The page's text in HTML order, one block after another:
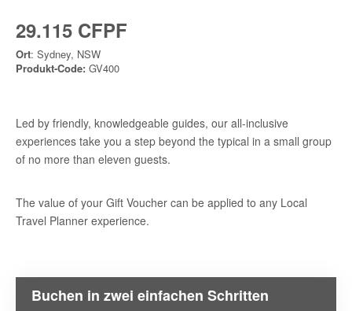
29.115 CFPF
Ort: Sydney, NSW
Produkt-Code: GV400
Led by friendly, knowledgeable guides, our all-inclusive
experiences take you a step beyond the typical in a small group
of no more than eleven guests.
The value of your Gift Voucher can be applied to any Local
Travel Planner experience.
Buchen in zwei einfachen Schritten